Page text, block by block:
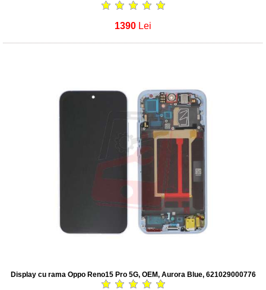
1390 Lei
Display cu rama Oppo Reno15 Pro 5G, OEM, Aurora Blue, 621029000776